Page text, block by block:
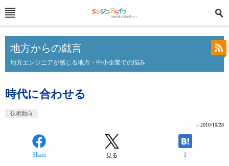
地方からの戯言
地方エンジニアが感じる地方・中小企業での悩み
時代に合わせる
技術動向
» 2010/10/28
Share 見る 1